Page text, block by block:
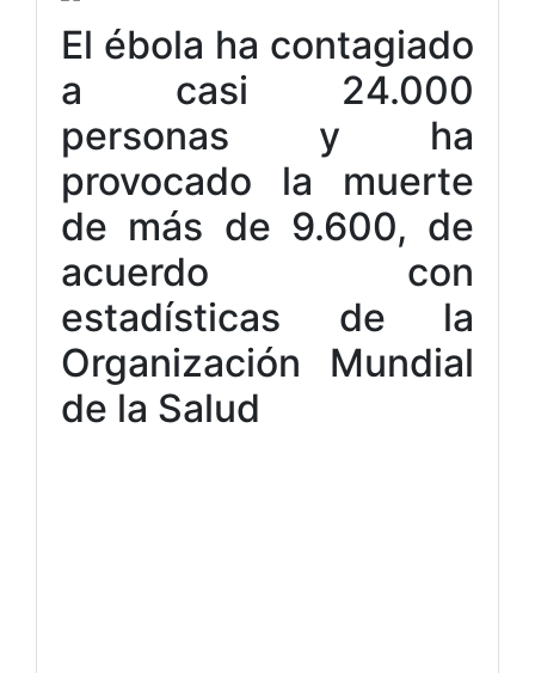
El ébola ha contagiado
a casi 24.000
personas y ha
provocado la muerte
de más de 9.600, de
acuerdo con
estadísticas de la
Organización Mundial
de la Salud